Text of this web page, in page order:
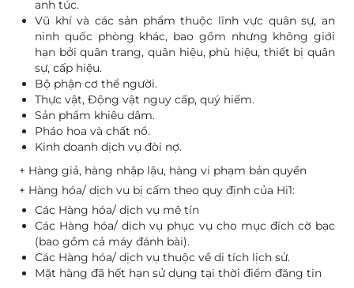
anh túc.
Vũ khí và các sản phẩm thuộc lĩnh vực quân sự, an
ninh quốc phòng khác, bao gồm nhưng không giới
hạn bởi quân trang, quân hiệu, phù hiệu, thiết bị quân
sự, cấp hiệu.
Bộ phận cơ thể người.
Thực vật, Động vật nguy cấp, quý hiếm.
Sản phẩm khiêu dâm.
Pháo hoa và chất nổ.
Kinh doanh dịch vụ đòi nợ.
+ Hàng giả, hàng nhập lậu, hàng vi phạm bản quyền
+ Hàng hóa/ dịch vụ bị cấm theo quy định của Hi1:
Các Hàng hóa/ dịch vụ mê tín
Các Hàng hóa/ dịch vụ phục vụ cho mục đích cờ bạc
(bao gồm cả máy đánh bài).
Các Hàng hóa/ dịch vụ thuộc về di tích lịch sử.
Mặt hàng đã hết hạn sử dụng tại thời điểm đăng tin